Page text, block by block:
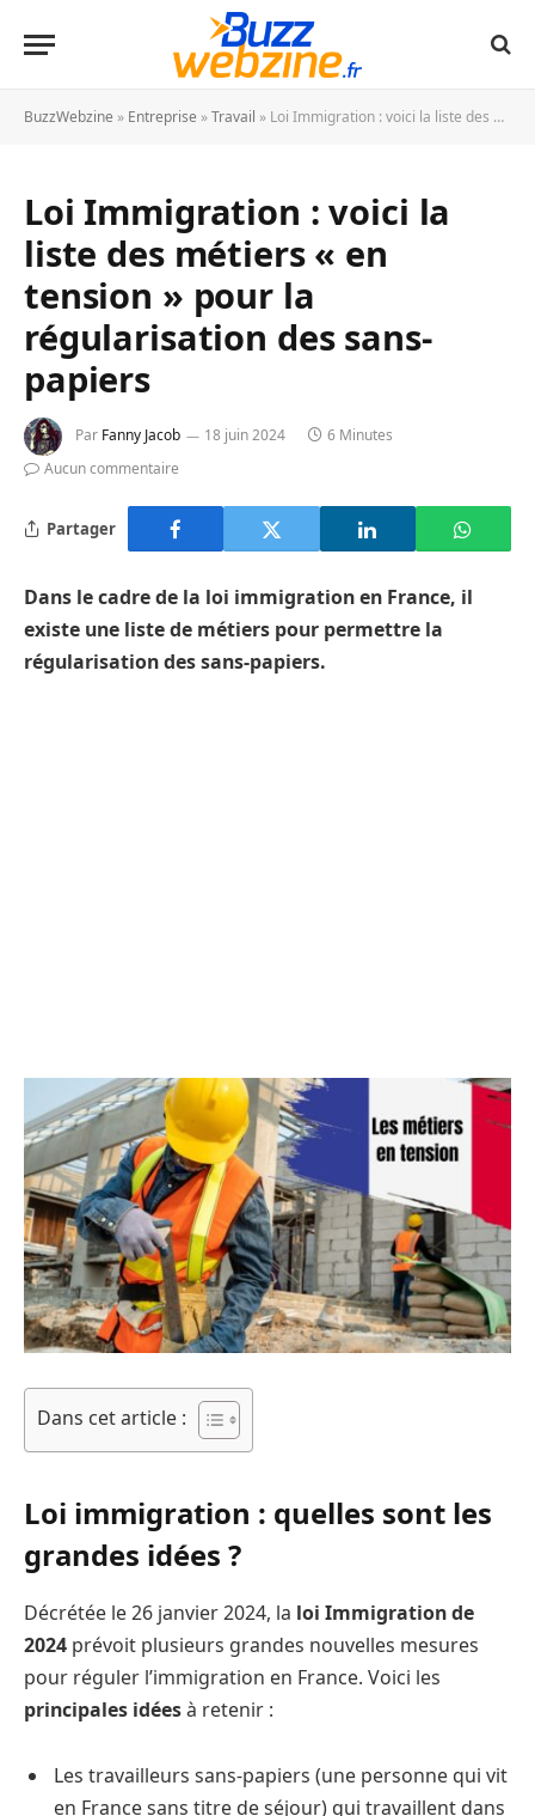
BuzzWebzine » Entreprise »Travail » Loi Immigration : voici la liste des métiers « en tension » pour la régularisation des sans-papiers
Loi Immigration : voici la
liste des métiers « en
tension » pour la
régularisation des sans-
papiers
Par Fanny Jacob 18 juin 2024
6 Minutes
Aucun commentaire
Partager
Dans le cadre de la loi immigration en France, il
existe une liste de métiers pour permettre la
régularisation des sans-papiers.
Dans cet article :
Loi immigration : quelles sont les
grandes idées ?
Décrétée le 26 janvier 2024, la loi Immigration de
2024 prévoit plusieurs grandes nouvelles mesures
pour réguler l’immigration en France. Voici les
principales idéesà retenir :
Les travailleurs sans-papiers (une personne qui vit
en France sans titre de séjour) qui travaillent dans